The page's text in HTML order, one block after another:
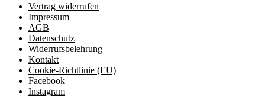
Vertrag widerrufen
Impressum
AGB
Datenschutz
Widerrufsbelehrung
Kontakt
Cookie-Richtlinie (EU)
Facebook
Instagram